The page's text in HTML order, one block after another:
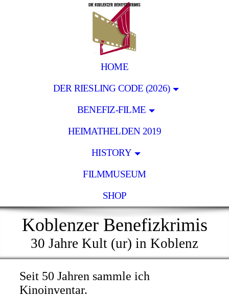
HOME
DER RIESLING CODE (2026)
BENEFIZ-FILME
HEIMATHELDEN 2019
HISTORY
FILMMUSEUM
SHOP
Koblenzer Benefizkrimis
30 Jahre Kult (ur) in Koblenz
Seit 50 Jahren sammle ich
Kinoinventar.